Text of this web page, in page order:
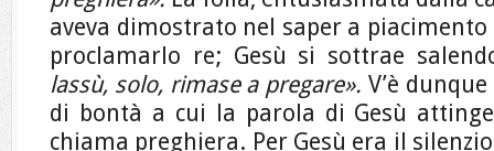
aveva dimostrato nel saper a
proclamarlo re; Gesù si sottrae
lassù, solo, rimase a pregare». V’è
di bontà a cui la parola di Gesù
chiama preghiera. Per Gesù era il